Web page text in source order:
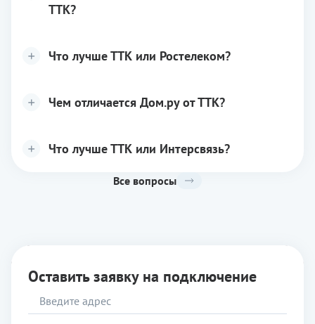
ТТК?
Что лучше ТТК или Ростелеком?
Чем отличается Дом.ру от ТТК?
Что лучше ТТК или Интерсвязь?
Все вопросы
Оставить заявку на подключение